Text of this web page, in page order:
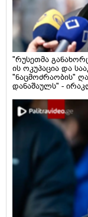
"რუსეთმა
ის ოკუპაცია და
"ნაცმოძრაობის"
დანაშაულს" -